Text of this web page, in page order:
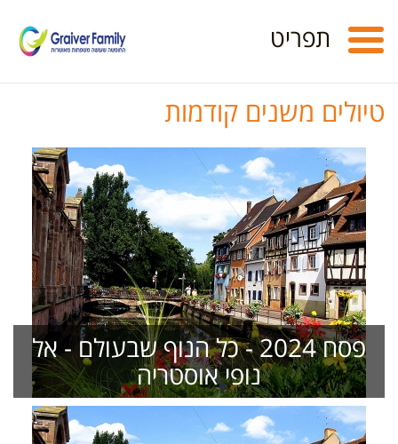
Toggle
navigation
תפריט
טיולים משנים קודמות
פסח 2024 - כל הנוף שבעולם - אל
נופי אוסטריה